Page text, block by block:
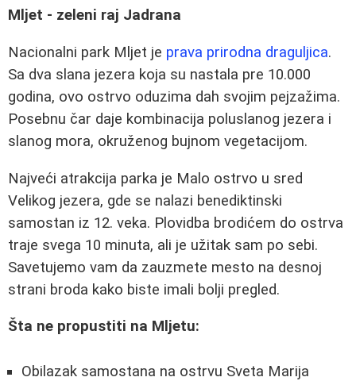
Mljet - zeleni raj Jadrana
Nacionalni park Mljet je prava prirodna draguljica.
Sa dva slana jezera koja su nastala pre 10.000
godina, ovo ostrvo oduzima dah svojim pejzažima.
Posebnu čar daje kombinacija poluslanog jezera i
slanog mora, okruženog bujnom vegetacijom.
Najveći atrakcija parka je Malo ostrvo u sred
Velikog jezera, gde se nalazi benediktinski
samostan iz 12. veka. Plovidba brodićem do ostrva
traje svega 10 minuta, ali je užitak sam po sebi.
Savetujemo vam da zauzmete mesto na desnoj
strani broda kako biste imali bolji pregled.
Šta ne propustiti na Mljetu:
Obilazak samostana na ostrvu Sveta Marija